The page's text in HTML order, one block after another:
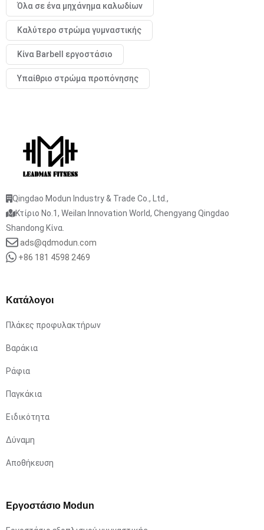
Όλα σε ένα μηχάνημα καλωδίων
Καλύτερο στρώμα γυμναστικής
Κίνα Barbell εργοστάσιο
Υπαίθριο στρώμα προπόνησης
Qingdao Modun Industry & Trade Co., Ltd.,
Κτίριο No.1, Weilan Innovation World, Chengyang Qingdao
Shandong Κίνα.
ads@qdmodun.com
+86 181 4598 2469
Κατάλογοι
Πλάκες προφυλακτήρων
Βαράκια
Ράφια
Παγκάκια
Ειδικότητα
Δύναμη
Αποθήκευση
Εργοστάσιο Modun